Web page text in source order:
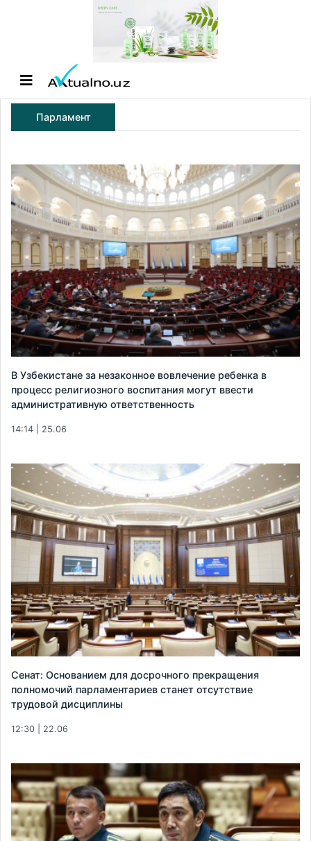
Парламент
В Узбекистане за незаконное вовлечение ребенка в
процесс религиозного воспитания могут ввести
административную ответственность
14:14 | 25.06
Сенат: Основанием для досрочного прекращения
полномочий парламентариев станет отсутствие
трудовой дисциплины
12:30 | 22.06